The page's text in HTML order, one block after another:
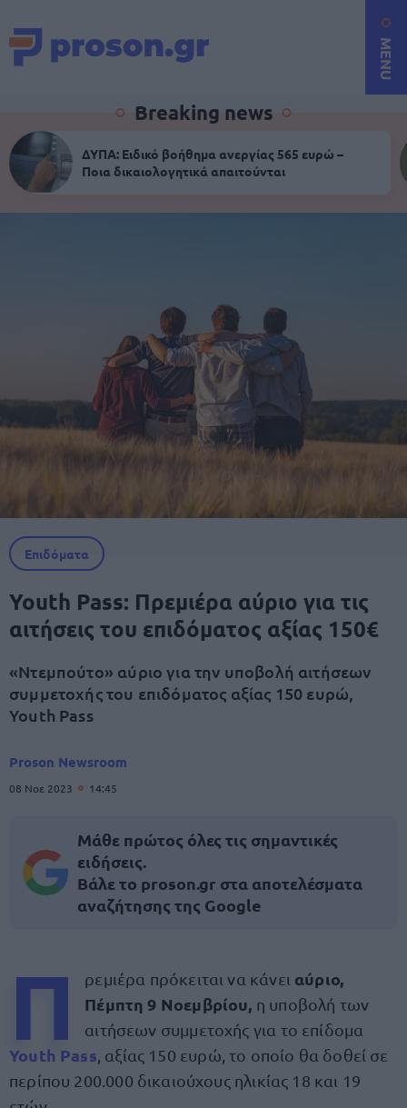
MENU
Breaking news
ΔΥΠΑ: Ειδικό βοήθημα ανεργίας 565 ευρώ –
Ποια δικαιολογητικά απαιτούνται
Επιδόματα
Youth Pass: Πρεμιέρα αύριο για τις
αιτήσεις του επιδόματος αξίας 150€
«Ντεμπούτο» αύριο για την υποβολή αιτήσεων
συμμετοχής του επιδόματος αξίας 150 ευρώ,
Youth Pass
Proson Newsroom
08 Νοε 2023 14:45
Μάθε πρώτος όλες τις σημαντικές
ειδήσεις.
Βάλε το proson.gr στα αποτελέσματα
αναζήτησης της Google
Π ρεμιέρα πρόκειται να κάνει αύριο,
Πέμπτη 9 Νοεμβρίου, η υποβολή των
αιτήσεων συμμετοχής για το επίδομα
Youth Pass , αξίας 150 ευρώ, το οποίο θα δoθεί σε
περίπου 200.000 δικαιούχους ηλικίας 18 και 19